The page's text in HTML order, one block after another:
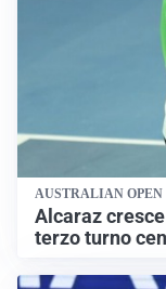
AUSTRALIAN OPEN
Alcaraz
terzo turno